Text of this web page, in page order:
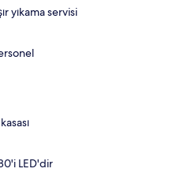
yıkama servisi
LED'dir